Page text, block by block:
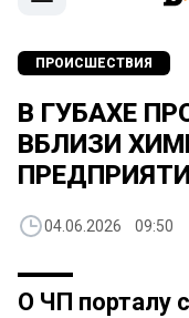
ПРОИСШЕСТВИЯ
В ГУБАХЕ
ВБЛИЗИ
04.06.2026 09:50
О ЧП порталу